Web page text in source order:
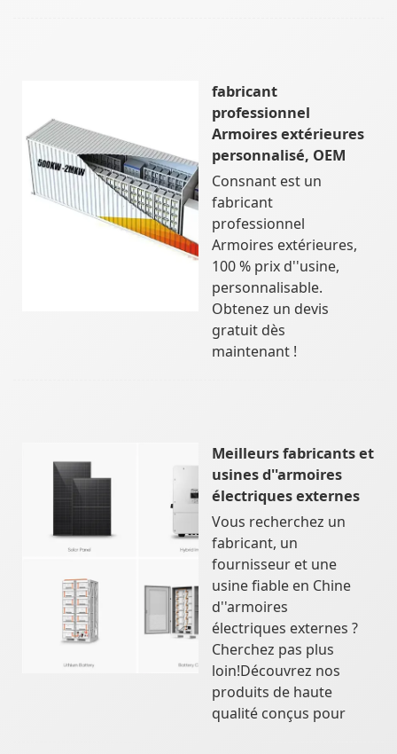
fabricant
professionnel
Armoires extérieures
personnalisé, OEM
Consnant est un
fabricant
professionnel
Armoires extérieures,
100 % prix d''usine,
personnalisable.
Obtenez un devis
gratuit dès
maintenant !
Meilleurs fabricants et
usines d''armoires
électriques externes
Vous recherchez un
fabricant, un
fournisseur et une
usine fiable en Chine
d''armoires
électriques externes ?
Cherchez pas plus
loin!Découvrez nos
produits de haute
qualité conçus pour